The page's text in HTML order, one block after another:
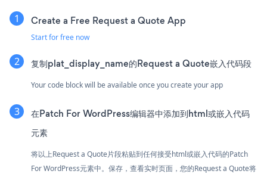
Create a Free Request a Quote App
Start for free now
复制plat_display_name的Request a Quote嵌入代码段
Your code block will be available once you create your app
在Patch For WordPress编辑器中添加到html或嵌入代码
元素
将以上Request a Quote片段粘贴到任何接受html或嵌入代码的Patch
For WordPress元素中。保存，查看实时页面，您的Request a Quote将